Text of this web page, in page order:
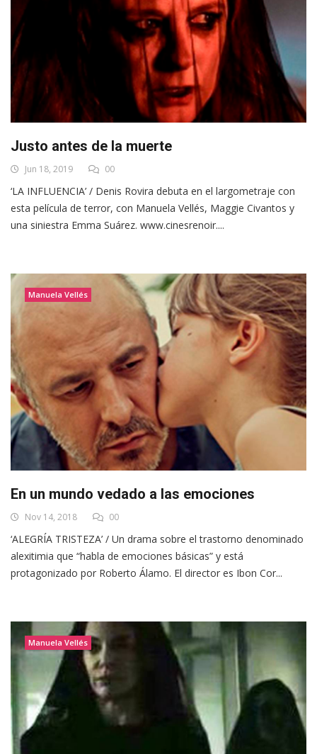
Justo antes de la muerte
Jun 18, 2019 00
‘LA INFLUENCIA’ / Denis Rovira debuta en el largometraje con
esta película de terror, con Manuela Vellés, Maggie Civantos y
una siniestra Emma Suárez. www.cinesrenoir....
Manuela Vellés
En un mundo vedado a las emociones
Nov 14, 2018 00
‘ALEGRÍA TRISTEZA’ / Un drama sobre el trastorno denominado
alexitimia que “habla de emociones básicas” y está
protagonizado por Roberto Álamo. El director es Ibon Cor...
Manuela Vellés